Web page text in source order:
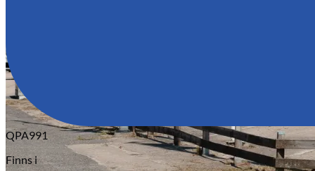
Serviceverkstad
QPA991
Finns i